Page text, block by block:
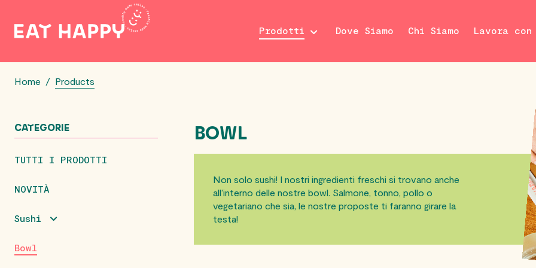
MAIN
Prodotti Dove Siamo Chi Siamo Lavora
Home / Products
CATEGORIE
TUTTI I PRODOTTI
NOVITÀ
Sushi
Bowl
BOWL
Non solo sushi! I nostri ingredienti freschi si trovano anche
all’interno delle nostre bowl. Salmone, tonno, pollo o
vegetariano che sia, le nostre proposte ti faranno girare la
testa!